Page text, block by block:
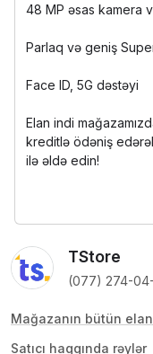
48 MP əsas kamera
Parlaq və geniş
Face ID, 5G dəstəyi
Elan indi
kreditlə ödəniş
ilə əldə edin!
TStore
(077) 274-
Mağazanın bütün
Satıcı haqqında rəylər